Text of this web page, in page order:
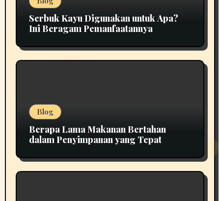
Serbuk Kayu Digunakan untuk Apa?
Ini Beragam Pemanfaatannya
Blog
Berapa Lama Makanan Bertahan
dalam Penyimpanan yang Tepat